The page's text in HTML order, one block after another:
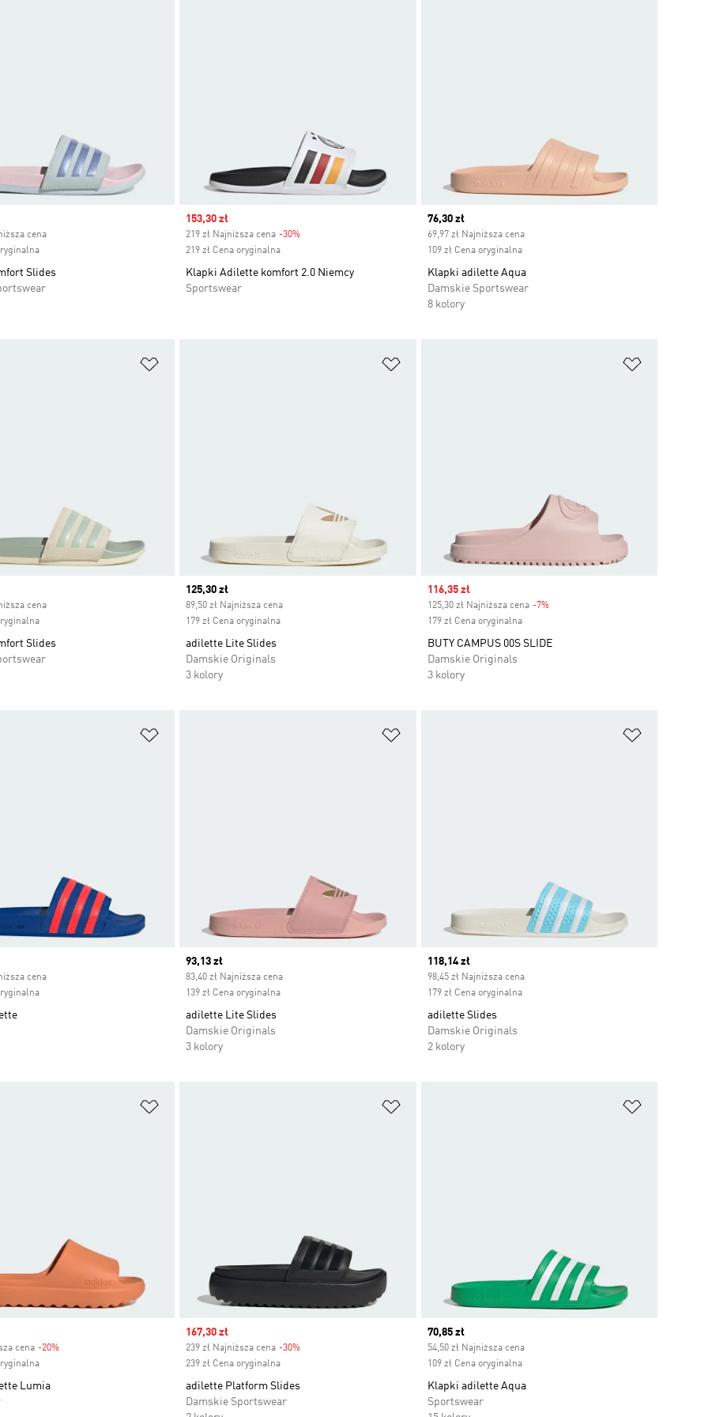
cena
Slides
Sale price
153,30 zł
219 zł Najniższa cena -30%
219 zł Cena oryginalna
Klapki Adilette komfort 2.0 Niemcy
Sportswear
Current price
76,30 zł
69,97 zł Najniższa cena
109 zł Cena oryginalna
Klapki adilette Aqua
Damskie Sportswear
8 kolory
cena
Slides
Current price
125,30 zł
89,50 zł Najniższa cena
179 zł Cena oryginalna
adilette Lite Slides
Damskie Originals
3 kolory
Sale price
116,35 zł
125,30 zł Najniższa cena -7%Discount
179 zł Cena oryginalna
BUTY CAMPUS 00S SLIDE
Damskie Originals
3 kolory
cena
Current price
93,13 zł
83,40 zł Najniższa cena
139 zł Cena oryginalna
adilette Lite Slides
Damskie Originals
3 kolory
Current price
118,14 zł
98,45 zł Najniższa cena
179 zł Cena oryginalna
adilette Slides
Damskie Originals
2 kolory
cena -20%Discount
Lumia
Sale price
167,30 zł
239 zł Najniższa cena -30%
239 zł Cena oryginalna
adilette Platform Slides
Damskie Sportswear
Current price
70,85 zł
54,50 zł Najniższa cena
109 zł Cena oryginalna
Klapki adilette Aqua
Sportswear